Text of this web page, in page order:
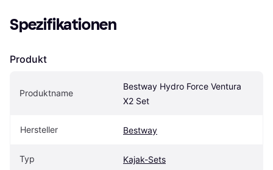
Spezifikationen
Produkt
Produktname
Bestway Hydro Force Ventura
X2 Set
Hersteller Bestway
Typ Kajak-Sets